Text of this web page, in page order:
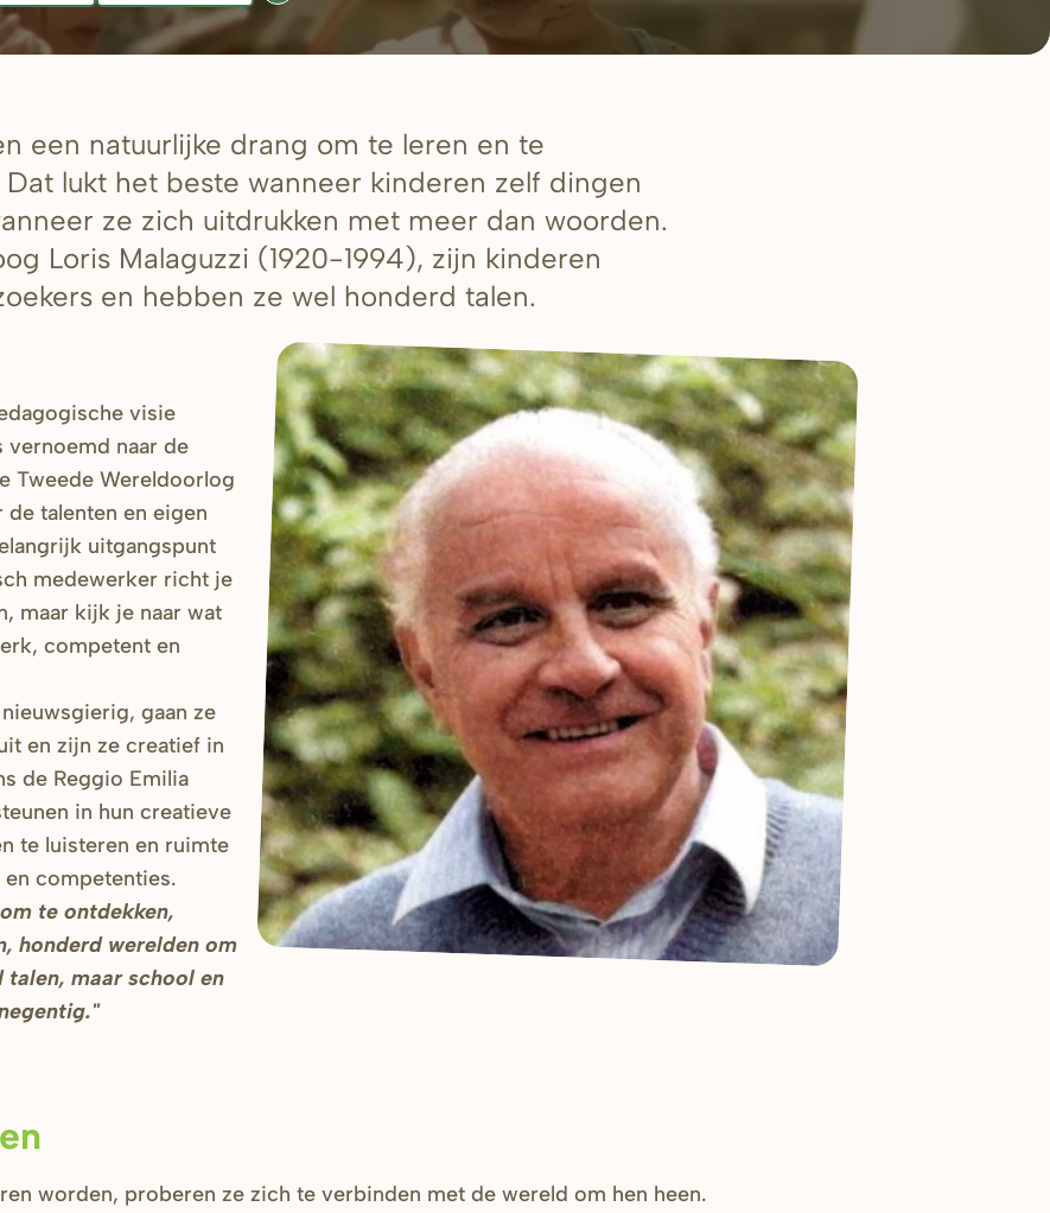
een natuurlijke drang om te leren en te
lukt het beste wanneer kinderen zelf dingen
ze zich uitdrukken met meer dan woorden.
Loris Malaguzzi (1920-1994), zijn kinderen
en hebben ze wel honderd talen.
visie
vernoemd naar de
Tweede Wereldoorlog
talenten en eigen
uitgangspunt
medewerker richt je
maar kijk je naar wat
competent en
gaan ze
en zijn ze creatief in
de Reggio Emilia
in hun creatieve
te luisteren en ruimte
competenties.
te ontdekken,
honderd werelden om
maar school en
worden, proberen ze zich te verbinden met de wereld om hen heen.